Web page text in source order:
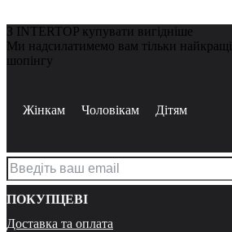
З INTERTOP купувати вигідніше
Ми надсилатимемо вам тільки найкращі
шопінгу
Жінкам Чоловікам Дітям
ПОКУПЦЕВІ
Доставка та оплата